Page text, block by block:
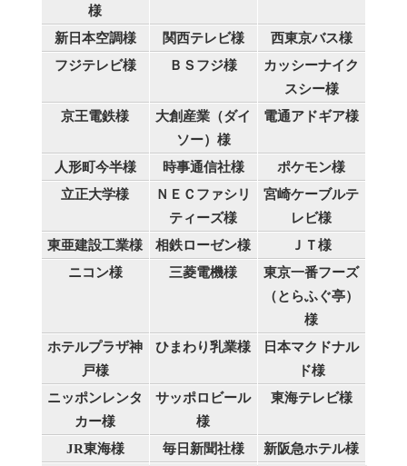
様
新日本空調様
関西テレビ様
西東京バス様
フジテレビ様
ＢＳフジ様
カッシーナイク
スシー様
京王電鉄様
大創産業（ダイ
ソー）様
電通アドギア様
人形町今半様 時事通信社様
ポケモン様
立正大学様
ＮＥＣファシリ
ティーズ様
宮崎ケーブルテ
レビ様
東亜建設工業様
相鉄ローゼン様
ＪＴ様
ニコン様
三菱電機様
東京一番フーズ
（とらふぐ亭）
様
ホテルプラザ神
戸様
ひまわり乳業様
日本マクドナル
ド様
ニッポンレンタ
カー様
サッポロビール
様
東海テレビ様
JR東海様 毎日新聞社様
新阪急ホテル様